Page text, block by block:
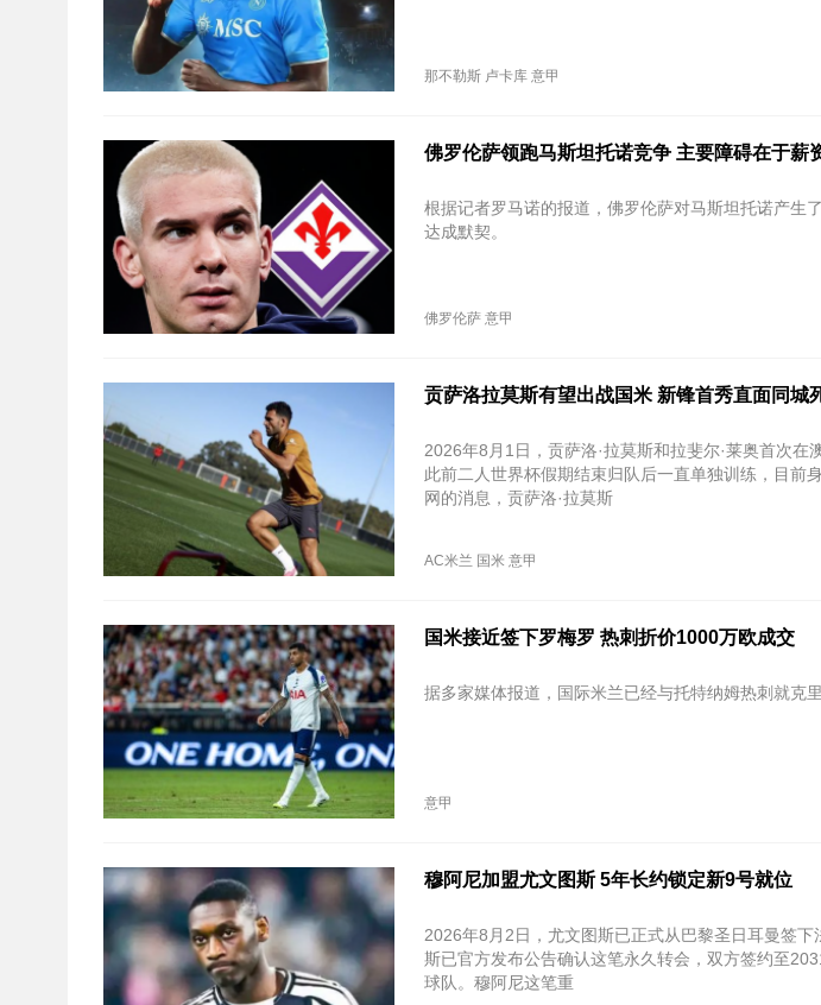
那不勒斯 卢卡库 意甲
佛罗伦萨领跑马斯坦托诺竞争 主要障碍在于‌薪
根据记者罗马诺的报道，佛罗伦萨对马斯坦托诺产生
达成默契。
佛罗伦萨 意甲
贡萨洛拉莫斯有望出战国米 新锋首秀直面同城
2026年8月1日，贡萨洛·拉莫斯和拉斐尔·莱奥首次在
此前二人世界杯假期结束归队后一直单独训练，目前
网的消息，贡萨洛·拉莫斯
AC米兰 国米 意甲
国米接近签下罗梅罗 热刺折价1000万欧成交
据多家媒体报道，国际米兰已经与托特纳姆热刺就克
意甲
穆阿尼加盟尤文图斯 5年长约锁定新9号就位
2026年8月2日，尤文图斯已正式从巴黎圣日耳曼签下
斯已官方发布公告确认这笔永久转会，双方签约至
球队。穆阿尼这笔重